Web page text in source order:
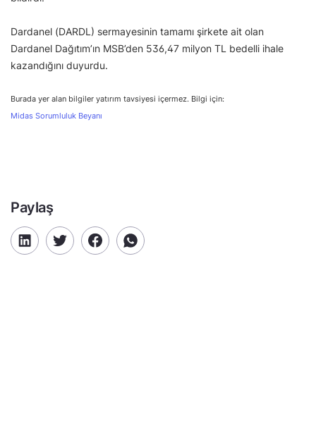
Dardanel (DARDL) sermayesinin tamamı şirkete ait olan
Dardanel Dağıtım’ın MSB’den 536,47 milyon TL bedelli ihale
kazandığını duyurdu.
Burada yer alan bilgiler yatırım tavsiyesi içermez. Bilgi için:
Midas Sorumluluk Beyanı
Paylaş